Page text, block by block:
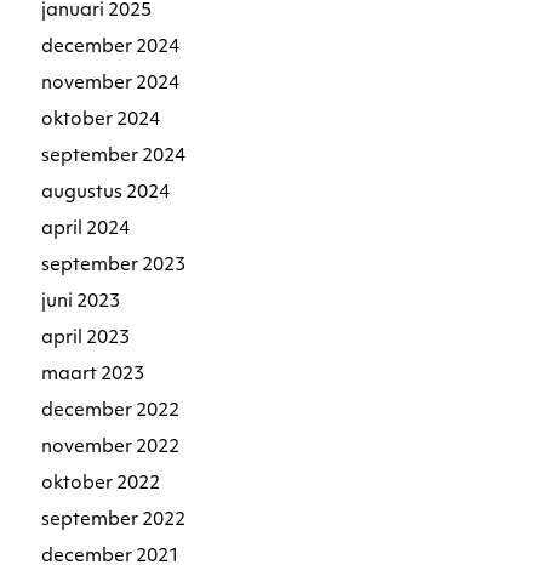
januari 2025
december 2024
november 2024
oktober 2024
september 2024
augustus 2024
april 2024
september 2023
juni 2023
april 2023
maart 2023
december 2022
november 2022
oktober 2022
september 2022
december 2021